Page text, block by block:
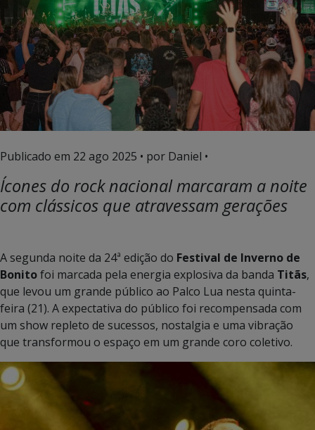
Publicado em 22 ago 2025 • por Daniel •
Ícones do rock nacional marcaram a noite
com clássicos que atravessam gerações
A segunda noite da 24ª edição do Festival de Inverno de
Bonitofoi marcada pela energia explosiva da banda Titãs,
que levou um grande público ao Palco Lua nesta quinta-
feira (21). A expectativa do público foi recompensada com
um show repleto de sucessos, nostalgia e uma vibração
que transformou o espaço em um grande coro coletivo.